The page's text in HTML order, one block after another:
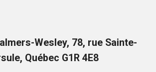
Wesley, 78, rue Sainte-
Québec G1R 4E8